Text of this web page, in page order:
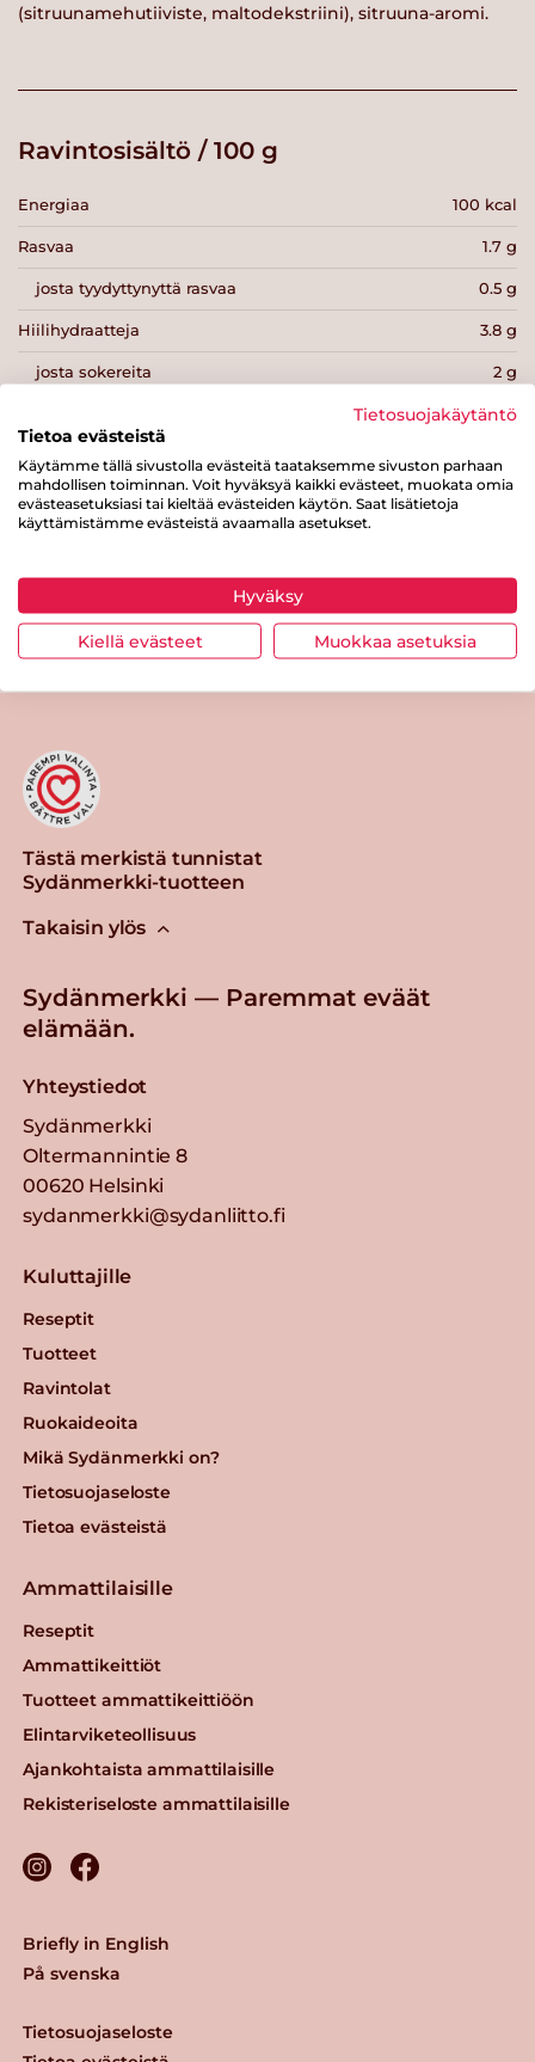
(sitruunamehutiiviste, maltodekstriini), sitruuna-aromi.
Ravintosisältö / 100 g
Energiaa 100 kcal
Rasvaa 1.7 g
josta tyydyttynyttä rasvaa 0.5 g
Hiilihydraatteja 3.8 g
josta sokereita 2 g
0 g
Suolaa
Tulosta sivu Jaa tuote
Tästä merkistä tunnistat
Sydänmerkki-tuotteen
Takaisin ylös
Sydänmerkki — Paremmat eväät
elämään.
Yhteystiedot
Sydänmerkki
Oltermannintie 8
00620 Helsinki
sydanmerkki@sydanliitto.fi
Kuluttajille
Reseptit
Tuotteet
Ravintolat
Ruokaideoita
Mikä Sydänmerkki on?
Tietosuojaseloste
Tietoa evästeistä
Ammattilaisille
Reseptit
Ammattikeittiöt
Tuotteet ammattikeittiöön
Elintarviketeollisuus
Ajankohtaista ammattilaisille
Rekisteriseloste ammattilaisille
Tietosuojaseloste
Briefly in English
På svenska
Tietosuojakäytäntö
Tietoa evästeistä
Käytämme tällä sivustolla evästeitä taataksemme sivuston parhaan
mahdollisen toiminnan. Voit hyväksyä kaikki evästeet, muokata omia
evästeasetuksiasi tai kieltää evästeiden käytön. Saat lisätietoja
käyttämistämme evästeistä avaamalla asetukset.
Hyväksy
Kiellä evästeet Muokkaa asetuksia